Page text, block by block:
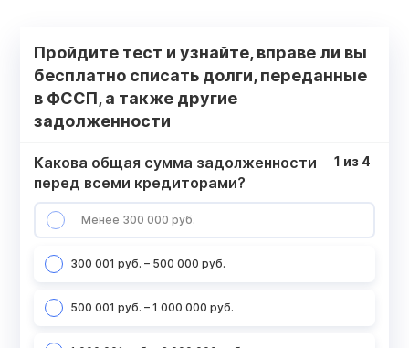
Пройдите тест и узнайте, вправе ли вы
бесплатно списать долги, переданные
в ФССП, а также другие
задолженности
Какова общая сумма задолженности
перед всеми кредиторами?
Менее 300 000 руб.
300 001 руб. – 500 000 руб.
500 001 руб. – 1 000 000 руб.
1 из 4